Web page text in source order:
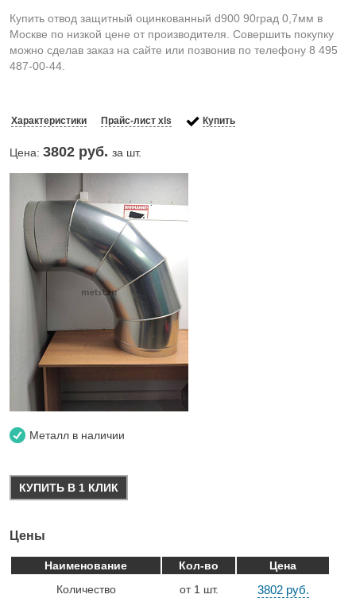
Купить отвод защитный оцинкованный d900 90град 0,7мм в
Москве по низкой цене от производителя. Совершить покупку
можно сделав заказ на сайте или позвонив по телефону 8 495
487-00-44.
Характеристики Прайс-лист xls Купить
Цена: 3802 руб. за шт.
Металл в наличии
КУПИТЬ В 1 КЛИК
Цены
Наименование Кол-во
Цена
Количество
от 1 шт. 3802 руб.